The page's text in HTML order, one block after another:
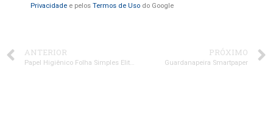
Privacidade e pelos Termos de Uso do Google
ANTERIOR
Papel Higiênico Folha Simples Elite Linha Plus 8×520
PRÓXIMO
Guardanapeira Smartpaper